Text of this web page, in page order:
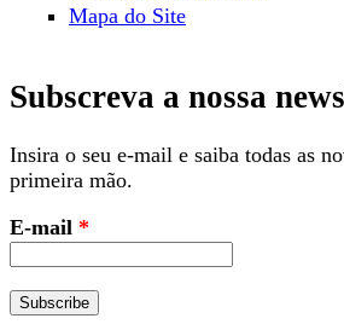
Mapa do Site
Subscreva a nossa
Insira o seu e-mail e saiba todas as
primeira mão.
E-mail *